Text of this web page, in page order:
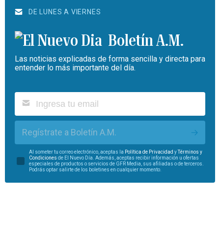
DE LUNES A VIERNES
Boletín A.M.
Las noticias explicadas de forma sencilla y directa para
entender lo más importante del día.
Regístrate a Boletín A.M.
Al someter tu correo electrónico, aceptas la Política de Privacidad yTérminos y
Condiciones de El Nuevo Día. Además, aceptas recibir información u ofertas
especiales de productos o servicios de GFR Media, sus afiliadas o de terceros.
Podrás optar salirte de los boletines en cualquier momento.